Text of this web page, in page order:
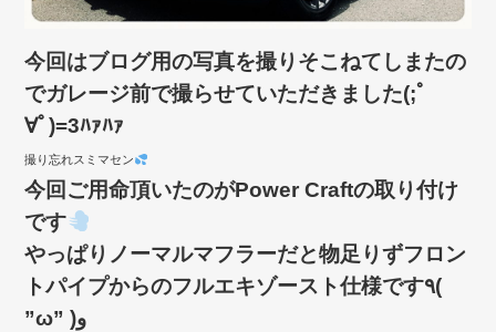
今回はブログ用の写真を撮りそこねてしまたの
でガレージ前で撮らせていただきました(;ﾟ
∀ﾟ)=3ﾊｧﾊｧ
撮り忘れスミマセン
今回ご用命頂いたのがPower Craftの取り付け
です
やっぱりノーマルマフラーだと物足りずフロン
トパイプからのフルエキゾースト仕様です٩(
”ω” )و